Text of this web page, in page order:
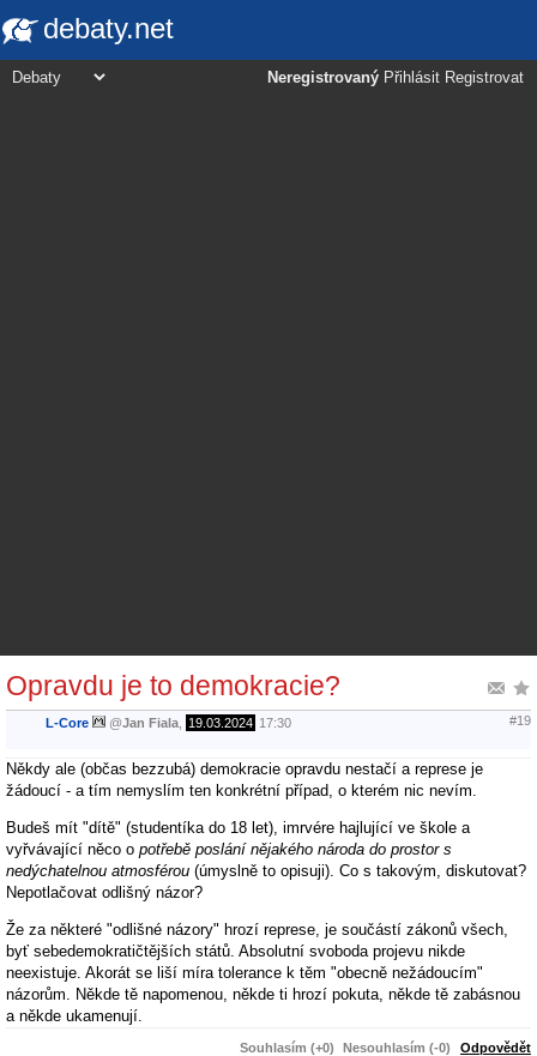
debaty.net
Neregistrovaný Přihlásit Registrovat
Opravdu je to demokracie?
L-Core @Jan Fiala 19.03.2024 17:30 #19
Někdy ale (občas bezzubá) demokracie opravdu nestačí a represe je
žádoucí - a tím nemyslím ten konkrétní případ, o kterém nic nevím.
Budeš mít "dítě" (studentíka do 18 let), imrvére hajlující ve škole a
vyřvávající něco o potřebě poslání nějakého národa do prostor s
nedýchatelnou atmosférou (úmyslně to opisuji). Co s takovým, diskutovat?
Nepotlačovat odlišný názor?
Že za některé "odlišné názory" hrozí represe, je součástí zákonů všech,
byť sebedemokratičtějších států. Absolutní svoboda projevu nikde
neexistuje. Akorát se liší míra tolerance k těm "obecně nežádoucím"
názorům. Někde tě napomenou, někde ti hrozí pokuta, někde tě zabásnou
a někde ukamenují.
Souhlasím (+0) Nesouhlasím (-0) Odpovědět